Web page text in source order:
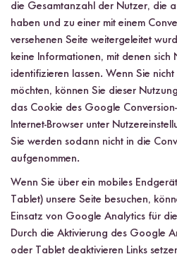
die Gesamtanzahl der Nutzer, die
haben und zu einer mit einem
versehenen Seite weitergeleitet
keine Informationen, mit denen sich
identifizieren lassen. Wenn Sie
möchten, können Sie dieser
das Cookie des Google
Internet-Browser unter
Sie werden sodann nicht in die
aufgenommen.
Wenn Sie über ein mobiles
Tablet) unsere Seite besuchen,
Einsatz von Google Analytics für
Durch die Aktivierung des Google
oder Tablet deaktivieren Links